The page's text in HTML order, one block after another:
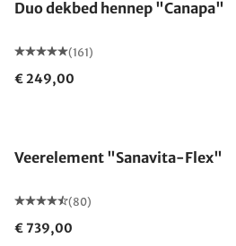
Duo dekbed hennep "Canapa"
(161)
€ 249,00
Veerelement "Sanavita-Flex"
(80)
€ 739,00